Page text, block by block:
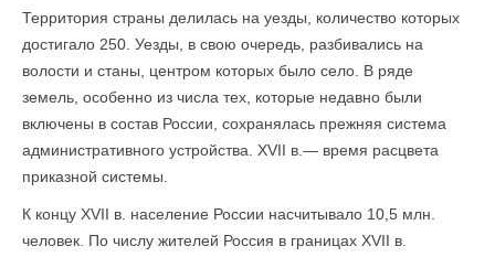
Территория страны делилась на уезды, количество которых
достигало 250. Уезды, в свою очередь, разбивались на
волости и станы, центром которых было село. В ряде
земель, особенно из числа тех, которые недавно были
включены в состав России, сохранялась прежняя система
административного устройства. XVII в.— время расцвета
приказной системы.
К концу XVII в. население России насчитывало 10,5 млн.
человек. По числу жителей Россия в границах XVII в.